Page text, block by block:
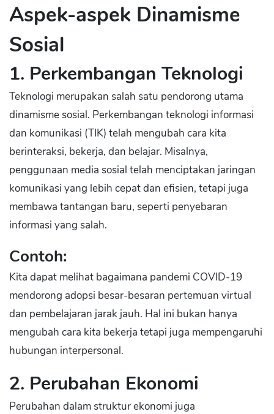
Aspek-aspek Dinamisme
Sosial
1. Perkembangan Teknologi
Teknologi merupakan salah satu pendorong utama
dinamisme sosial. Perkembangan teknologi informasi
dan komunikasi (TIK) telah mengubah cara kita
berinteraksi, bekerja, dan belajar. Misalnya,
penggunaan media sosial telah menciptakan jaringan
komunikasi yang lebih cepat dan efisien, tetapi juga
membawa tantangan baru, seperti penyebaran
informasi yang salah.
Contoh:
Kita dapat melihat bagaimana pandemi COVID-19
mendorong adopsi besar-besaran pertemuan virtual
dan pembelajaran jarak jauh. Hal ini bukan hanya
mengubah cara kita bekerja tetapi juga mempengaruhi
hubungan interpersonal.
2. Perubahan Ekonomi
Perubahan dalam struktur ekonomi juga